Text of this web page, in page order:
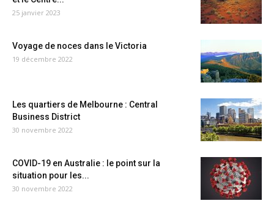
25 janvier 2023
Voyage de noces dans le Victoria
19 décembre 2022
Les quartiers de Melbourne : Central
Business District
30 novembre 2022
COVID-19 en Australie : le point sur la
situation pour les...
30 novembre 2022